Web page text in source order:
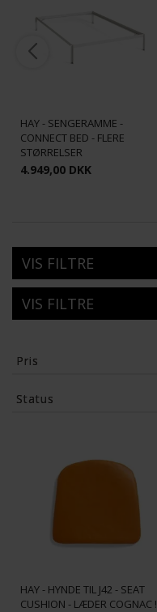
HAY - SENGERAMME -
CONNECT BED - FLERE
STØRRELSER
4.949,00 DKK
VIS FILTRE
VIS FILTRE
Pris
Status
HAY - HYNDE TIL J42 - SEAT
CUSHION - LÆDER COGNAC !